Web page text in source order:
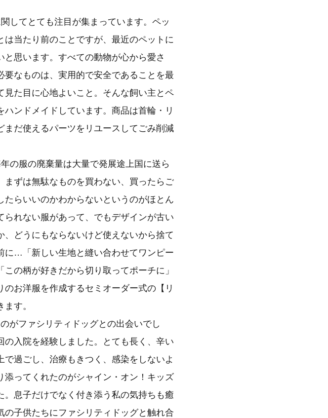
してとても注目が集まっています。ペッ
は当たり前のことですが、最近のペットに
思います。すべての動物が心から愛さ
なものは、実用的で安全であることを最
た目に心地よいこと。そんな飼い主とペ
ンドメイドしています。商品は首輪・リ
だ使えるパーツをリユースしてごみ削減
の服の廃棄量は大量で発展途上国に送ら
ずは無駄なものを買わない、買ったらご
らいいのかわからないというのがほとん
れない服があって、でもデザインが古い
どうにもならないけど使えないから捨て
に…「新しい生地と縫い合わせてワンピー
の柄が好きだから切り取ってポーチに」
お洋服を作成するセミオーダー式の【リ
す。
がファシリティドッグとの出会いでし
入院を経験しました。とても長く、辛い
過ごし、治療もきつく、感染をしないよ
ってくれたのがシャイン・オン！キッズ
息子だけでなく付き添う私の気持ちも癒
子供たちにファシリティドッグと触れ合